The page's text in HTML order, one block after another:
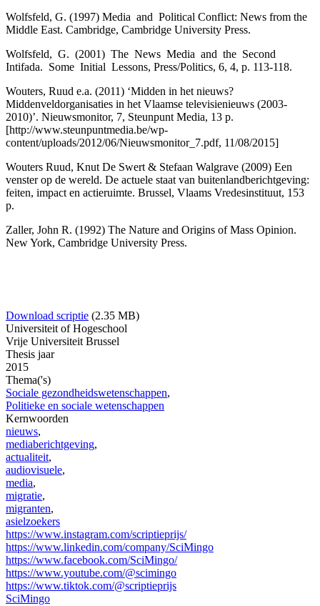
Wolfsfeld, G. (1997) Media and Political Conflict: News from the
Middle East. Cambridge, Cambridge University Press.
Wolfsfeld, G. (2001) The News Media and the Second
Intifada. Some Initial Lessons, Press/Politics, 6, 4, p. 113-118.
Wouters, Ruud e.a. (2011) ‘Midden in het nieuws?
Middenveldorganisaties in het Vlaamse televisienieuws (2003-
2010)’. Nieuwsmonitor, 7, Steunpunt Media, 13 p.
[http://www.steunpuntmedia.be/wp-
content/uploads/2012/06/Nieuwsmonitor_7.pdf, 11/08/2015]
Wouters Ruud, Knut De Swert & Stefaan Walgrave (2009) Een
venster op de wereld. De actuele staat van buitenlandberichtgeving:
feiten, impact en actieruimte. Brussel, Vlaams Vredesinstituut, 153
p.
Zaller, John R. (1992) The Nature and Origins of Mass Opinion.
New York, Cambridge University Press.
Download scriptie (2.35 MB)
Universiteit of Hogeschool
Vrije Universiteit Brussel
Thesis jaar
2015
Thema('s)
Sociale gezondheidswetenschappen,
Politieke en sociale wetenschappen
Kernwoorden
nieuws,
mediaberichtgeving,
actualiteit,
audiovisuele,
media,
migratie,
migranten,
asielzoekers
https://www.instagram.com/scriptieprijs/
https://www.linkedin.com/company/SciMingo
https://www.facebook.com/SciMingo/
https://www.youtube.com/@scimingo
https://www.tiktok.com/@scriptieprijs
SciMingo